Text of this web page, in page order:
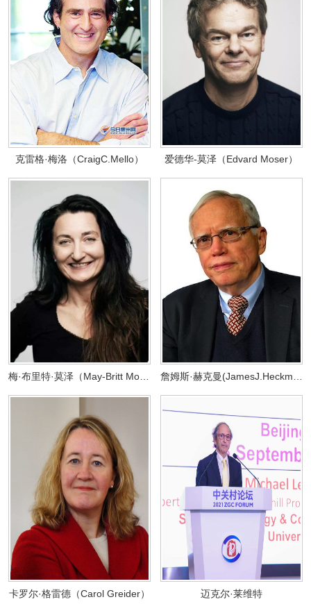
克雷格·梅洛（CraigC.Mello） 爱德华-莫泽（Edvard Moser）
梅·布里特·莫泽（May-Britt Moser） 詹姆斯·赫克曼(JamesJ.Heckman)
卡罗尔·格雷德（Carol Greider） 迈克尔·莱维特